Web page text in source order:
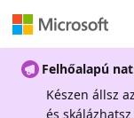
Felhőalapú
Készen állsz
és